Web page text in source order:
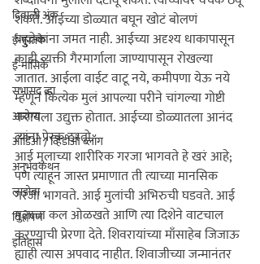
दिवाळी अंक
ई-पुस्तके
ई-मासिके
सभासद व्हा
आरोग्य
ऑडिओ / व्हिडीओ ब्लॉग
अनुभवकथन
लाडोबा
विश्लेषण
इतिहास
शकते. आईच्या डोळ्यात बघून खोटं बोलणं
बहुतेकांना जमत नाही. आईच्या अदृश्य धाकापासून
काही व्यक्ती गैरमार्गाला जाण्यापासून रोखल्या
जातात. आईला वाईट वाटू नये, कमीपणा येऊ नये
म्हणून कित्येक मुलं आपल्या परीने चांगल्या गोष्टी
करायला उद्युक्त होतात. आईच्या डोळ्यातला आनंद
त्यांना प्रेरक ठरतो.
आई मुलाच्या शारीरिक गरजा भागवते हे खरं आहे;
पण त्याहून जास्त प्रमाणात ती त्याच्या मानसिक
गरजा भागवते. आई मुलांची अभिरुची घडवते. आई
मुलाचा कल ओळखते आणि त्या दिशेने वाटचाल
करण्याची प्रेरणा देते. शिवरायांच्या माँसाहेब जिजाऊ
ह्याही त्यास अपवाद नाहीत. शिवाजीच्या जन्मानंतर